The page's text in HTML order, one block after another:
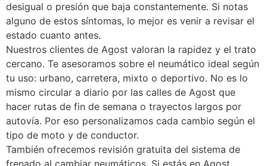
desigual o presión que baja constantemente. Si notas
alguno de estos síntomas, lo mejor es venir a revisar el
estado cuanto antes.
Nuestros clientes de Agost valoran la rapidez y el trato
cercano. Te asesoramos sobre el neumático ideal según
tu uso: urbano, carretera, mixto o deportivo. No es lo
mismo circular a diario por las calles de Agost que
hacer rutas de fin de semana o trayectos largos por
autovía. Por eso personalizamos cada cambio según el
tipo de moto y de conductor.
También ofrecemos revisión gratuita del sistema de